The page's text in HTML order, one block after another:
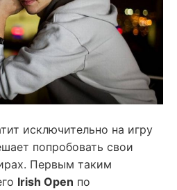
исключительно на игру
попробовать свои
Первым таким
Irish Open по